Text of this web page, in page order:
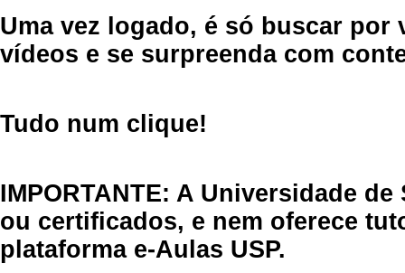
Uma vez logado, é só buscar por
vídeos e se surpreenda com
Tudo num clique!
IMPORTANTE: A Universidade
ou certificados, e nem oferece
plataforma e-Aulas USP.